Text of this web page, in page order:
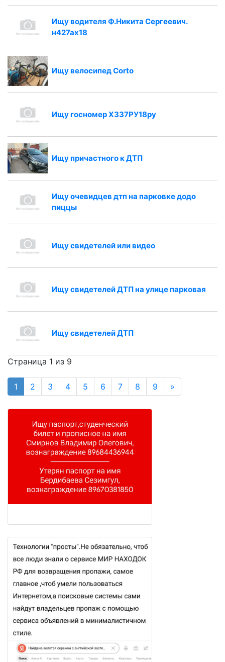
Ищу водителя Ф.Никита Сергеевич.
н427ах18
Ищу велосипед Corto
Ищу госномер Х337РУ18ру
Ищу причастного к ДТП
Ищу очевидцев дтп на парковке додо
пиццы
Ищу свидетелей или видео
Ищу свидетелей ДТП на улице парковая
Ищу свидетелей ДТП
Страница 1 из 9
1 2 3 4 5 6 7 8 9 »